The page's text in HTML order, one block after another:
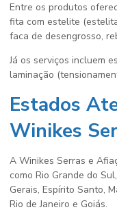
Entre os produtos
fita com estelite
faca de desengrosso,
Já os serviços incluem
laminação
Estados
Winikes
A Winikes Serras e
como Rio Grande do
Gerais, Espírito Santo,
Rio de Janeiro e Goiás.